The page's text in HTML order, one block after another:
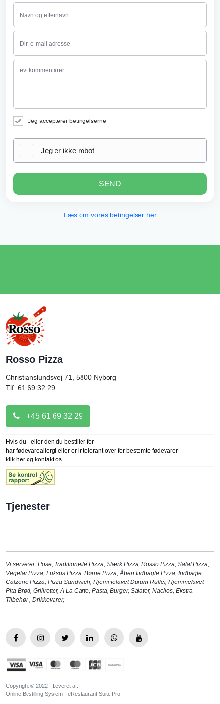
Jeg accepterer betingelserne
Jeg er ikke robot
SEND
Læs om vores betingelser her
Rosso Pizza
Christianslundsvej 71, 5800 Nyborg
Tlf: 61 69 32 29
+45 61 69 32 29
Hvis du - eller den du bestiller for -
har fødevareallergi eller er intolerant over for bestemte fødevarer
klik her og kontakt os.
Tjenester
Vi serverer: Pose, Traditionelle Pizza, Stærk Pizza, Rosso Pizza, Salat Pizza,
Vegetar Pizza, Luksus Pizza, Børne Pizza,Åben Indbagte Pizza, Indbagte
Calzone Pizza, Pizza Sandwich, Hjemmelavet Durum Ruller, Hjemmelavet
Pita Brød, Grillretter,A La Carte, Pasta, Burger, Salater, Nachos, Ekstra
Tilbehør, Drikkevarer,
Copyright © 2022 - Leveret af:
Online Bestilling System - eRestaurant Suite Pro.